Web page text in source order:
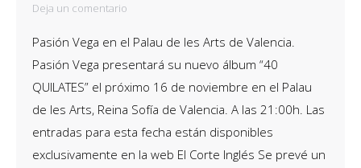
Deja un comentario
Pasión Vega en el Palau de les Arts de Valencia.
Pasión Vega presentará su nuevo álbum “40
QUILATES” el próximo 16 de noviembre en el Palau
de les Arts, Reina Sofía de Valencia. A las 21:00h. Las
entradas para esta fecha están disponibles
exclusivamente en la web El Corte Inglés Se prevé un